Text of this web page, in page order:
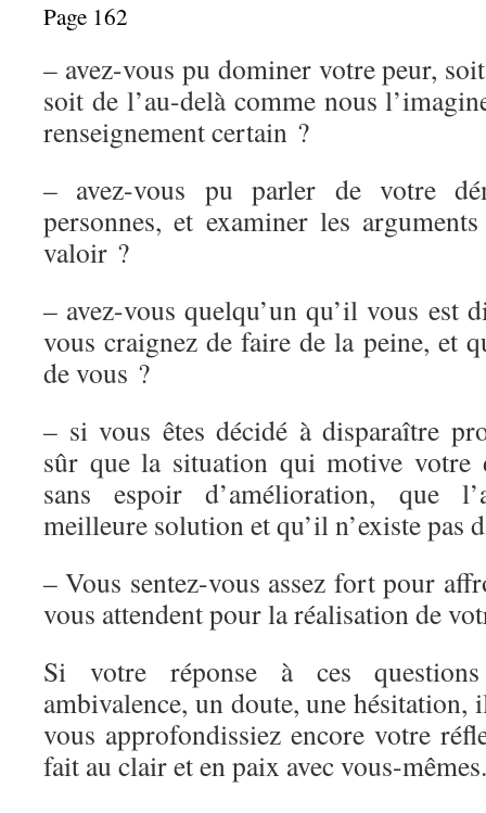
Page 162
– avez-vous pu dominer votre peur,
soit de l’au-delà comme nous
renseignement certain ?
– avez-vous pu parler de votre
personnes, et examiner les
valoir ?
– avez-vous quelqu’un qu’il vous est
vous craignez de faire de la peine, et
de vous ?
– si vous êtes décidé à disparaître
sûr que la situation qui motive votre
sans espoir d’amélioration, que
meilleure solution et qu’il n’existe pas
– Vous sentez-vous assez fort pour
vous attendent pour la réalisation de
Si votre réponse à ces
ambivalence, un doute, une hésitation,
vous approfondissiez encore votre
fait au clair et en paix avec vous-